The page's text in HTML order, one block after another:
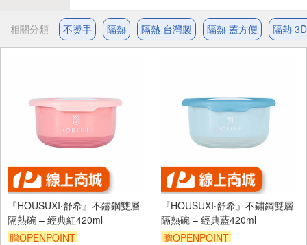
相關分類 不燙手 隔熱 隔熱 台灣製 隔熱 蓋方便 隔熱
『HOUSUXI‧舒希』不鏽鋼雙層
隔熱碗 – 經典紅420ml
贈OPENPOINT
『HOUSUXI‧舒希』不鏽鋼雙層
隔熱碗 – 經典藍420ml
贈OPENPOINT